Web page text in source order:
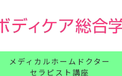
メディカルホームドクター
セラピスト講座